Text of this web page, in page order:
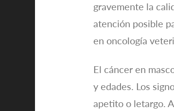
gravemente la
atención posible
en oncología
El cáncer en
y edades. Los
apetito o letargo.